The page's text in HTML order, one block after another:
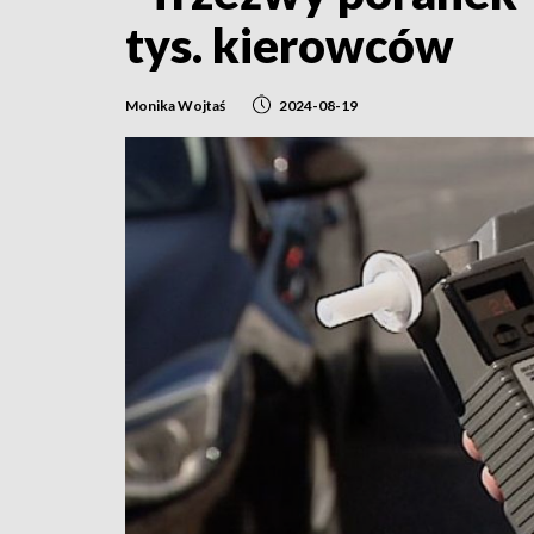
tys. kierowców
Monika Wojtaś 2024-08-19